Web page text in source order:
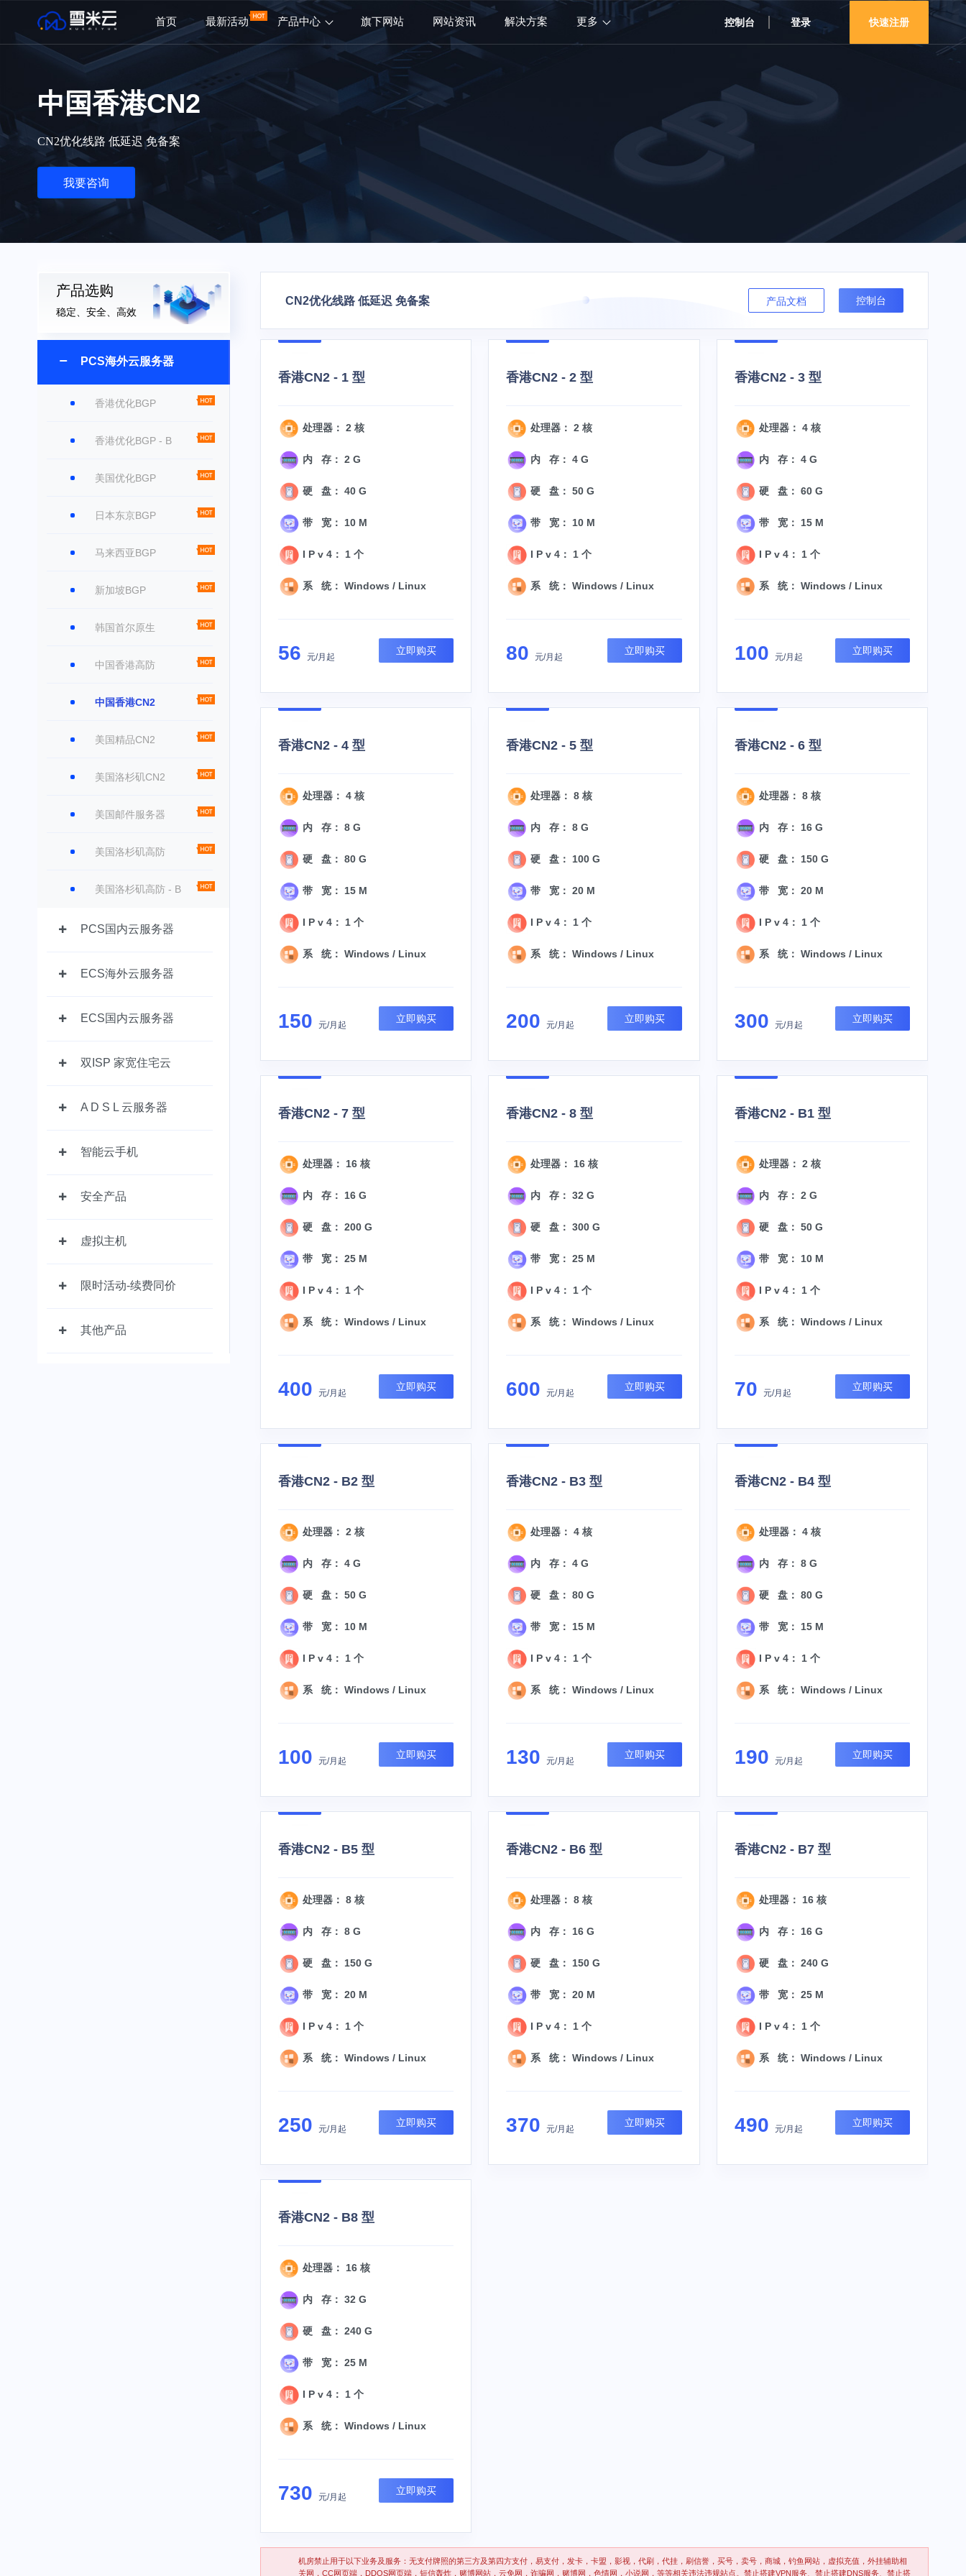
首页 最新活动 产品中心 旗下网站 网站资讯 解决方案 更多 控制台 登录 快速注册
中国香港CN2
CN2优化线路 低延迟 免备案
我要咨询
产品选购
稳定、安全、高效
PCS海外云服务器
香港优化BGP
香港优化BGP - B
美国优化BGP
日本东京BGP
马来西亚BGP
新加坡BGP
韩国首尔原生
中国香港高防
中国香港CN2
美国精品CN2
美国洛杉矶CN2
美国邮件服务器
美国洛杉矶高防
美国洛杉矶高防 - B
PCS国内云服务器
ECS海外云服务器
ECS国内云服务器
双ISP 家宽住宅云
A D S L 云服务器
智能云手机
安全产品
虚拟主机
限时活动-续费同价
其他产品
CN2优化线路 低延迟 免备案 控制台
产品文档
香港CN2 - 1 型
处理器： 2 核
内 存： 2 G
硬 盘： 40 G
带 宽： 10 M
I P v 4： 1 个
系 统： Windows / Linux
56 元/月起
立即购买
香港CN2 - 2 型
处理器： 2 核
内 存： 4 G
硬 盘： 50 G
带 宽： 10 M
I P v 4： 1 个
系 统： Windows / Linux
80元/月起
立即购买
香港CN2 - 3 型
处理器： 4 核
内 存： 4 G
硬 盘： 60 G
带 宽： 15 M
I P v 4： 1 个
系 统： Windows / Linux
100 元/月起
立即购买
香港CN2 - 4 型
处理器： 4 核
内 存： 8 G
硬 盘： 80 G
带 宽： 15 M
I P v 4： 1 个
系 统： Windows / Linux
150 元/月起
立即购买
香港CN2 - 5 型
处理器： 8 核
内 存： 8 G
硬 盘： 100 G
带 宽： 20 M
I P v 4： 1 个
系 统： Windows / Linux
200元/月起
立即购买
香港CN2 - 6 型
处理器： 8 核
内 存： 16 G
硬 盘： 150 G
带 宽： 20 M
I P v 4： 1 个
系 统： Windows / Linux
300 元/月起
立即购买
香港CN2 - 7 型
处理器： 16 核
内 存： 16 G
硬 盘： 200 G
带 宽： 25 M
I P v 4： 1 个
系 统： Windows / Linux
400 元/月起
立即购买
香港CN2 - 8 型
处理器： 16 核
内 存： 32 G
硬 盘： 300 G
带 宽： 25 M
I P v 4： 1 个
系 统： Windows / Linux
600元/月起
立即购买
香港CN2 - B1 型
处理器： 2 核
内 存： 2 G
硬 盘： 50 G
带 宽： 10 M
I P v 4： 1 个
系 统： Windows / Linux
70 元/月起
立即购买
香港CN2 - B2 型
处理器： 2 核
内 存： 4 G
硬 盘： 50 G
带 宽： 10 M
I P v 4： 1 个
系 统： Windows / Linux
100 元/月起
立即购买
香港CN2 - B3 型
处理器： 4 核
内 存： 4 G
硬 盘： 80 G
带 宽： 15 M
I P v 4： 1 个
系 统： Windows / Linux
130元/月起
立即购买
香港CN2 - B4 型
处理器： 4 核
内 存： 8 G
硬 盘： 80 G
带 宽： 15 M
I P v 4： 1 个
系 统： Windows / Linux
190 元/月起
立即购买
香港CN2 - B5 型
处理器： 8 核
内 存： 8 G
硬 盘： 150 G
带 宽： 20 M
I P v 4： 1 个
系 统： Windows / Linux
250 元/月起
立即购买
香港CN2 - B6 型
处理器： 8 核
内 存： 16 G
硬 盘： 150 G
带 宽： 20 M
I P v 4： 1 个
系 统： Windows / Linux
370元/月起
立即购买
香港CN2 - B7 型
处理器： 16 核
内 存： 16 G
硬 盘： 240 G
带 宽： 25 M
I P v 4： 1 个
系 统： Windows / Linux
490 元/月起
立即购买
香港CN2 - B8 型
处理器： 16 核
内 存： 32 G
硬 盘： 240 G
带 宽： 25 M
I P v 4： 1 个
系 统： Windows / Linux
730 元/月起
立即购买
机房禁止用于以下业务及服务：无支付牌照的第三方及第四方支付，易支付，发卡，卡盟，影视，代刷，代挂，刷信誉，买号，卖号，商城，钓鱼网站，虚拟充值，外挂辅助相
关网，CC网页端，DDOS网页端，短信轰炸，赌博网站，云免网，诈骗网，赌博网，色情网，小说网，等等相关违法违规站点。禁止搭建VPN服务、禁止搭建DNS服务、禁止搭